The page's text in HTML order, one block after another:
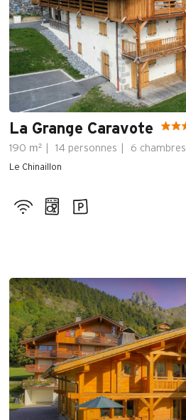
La Grange Caravote
190 m² 14 personnes 6 chambres
Le Chinaillon